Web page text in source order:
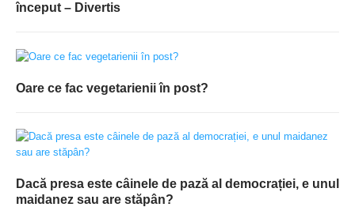
început – Divertis
Oare ce fac vegetarienii în post?
Dacă presa este câinele de pază al democrației, e unul
maidanez sau are stăpân?